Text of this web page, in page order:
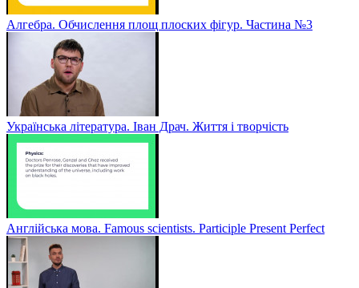
Алгебра. Обчислення площ плоских фігур. Частина №3
Українська література. Іван Драч. Життя і творчість
Англійська мова. Famous scientists. Participle Present Perfect